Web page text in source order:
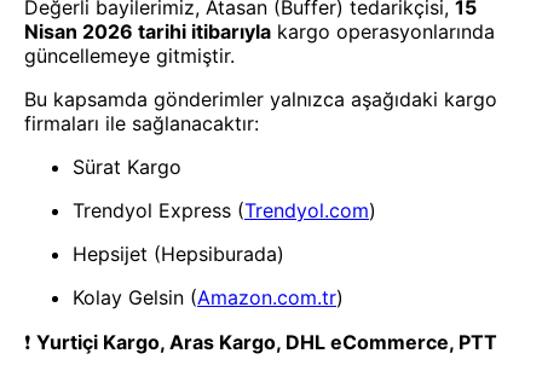
- Yenilik ve hızı keşfedin, işinizi
daha etkili ve verimli bir şekilde
App Store Google Play
Hakkımızda
Bilgi Merkezi